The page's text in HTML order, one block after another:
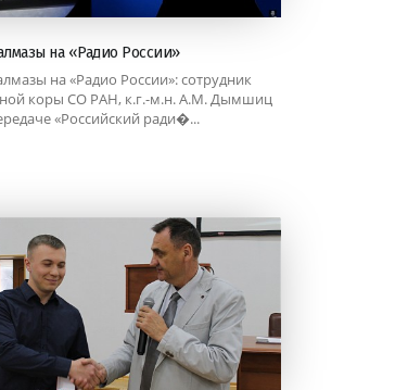
на «Радио России»
на «Радио России»: сотрудник
коры СО РАН, к.г.-м.н. А.М. Дымшиц
«Российский ради�...